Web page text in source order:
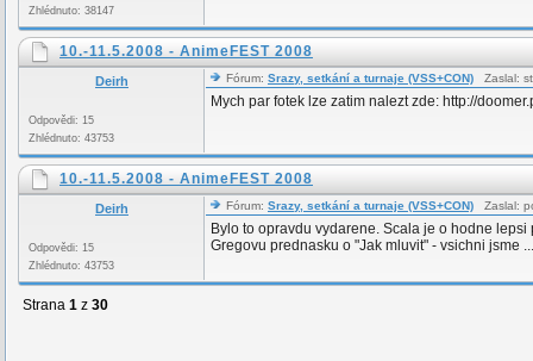
Zhlédnuto: 38147
10.-11.5.2008 - AnimeFEST 2008
Deirh
Odpovědi: 15
Zhlédnuto: 43753
Fórum: Srazy, setkání a turnaje (VSS+CON) Zaslal:
Mych par fotek lze zatim nalezt zde: http://
10.-11.5.2008 - AnimeFEST 2008
Deirh
Odpovědi: 15
Zhlédnuto: 43753
Fórum: Srazy, setkání a turnaje (VSS+CON) Zaslal:
Bylo to opravdu vydarene. Scala je o hodne
Gregovu prednasku o "Jak mluvit" - vsichni jsme ...
Strana 1 z 30